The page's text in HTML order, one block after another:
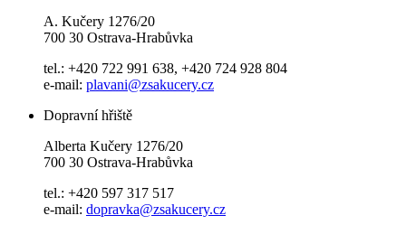
A. Kučery 1276/20
700 30 Ostrava-Hrabůvka
tel.: +420 722 991 638, +420 724 928 804
e-mail: plavani@zsakucery.cz
Dopravní hřiště
Alberta Kučery 1276/20
700 30 Ostrava-Hrabůvka
tel.: +420 597 317 517
e-mail: dopravka@zsakucery.cz